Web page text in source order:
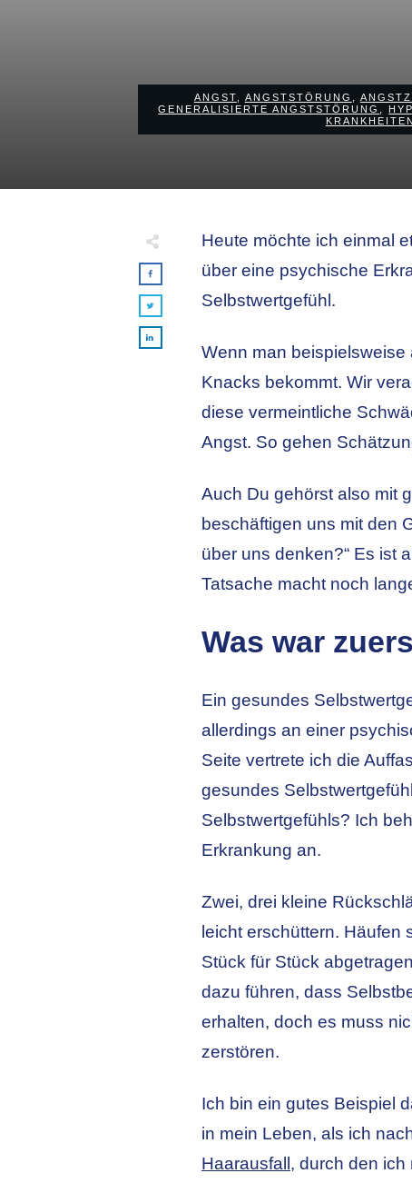
ANGST ANGSTSTÖRUNG
GENERALISIERTE ANGSTSTÖRUNG
KRANKHEITEN
Heute möchte ich einmal
über eine psychische
Selbstwertgefühl.
Wenn man
Knacks bekommt. Wir
diese vermeintliche
Angst. So gehen
Auch Du gehörst also mit
beschäftigen uns mit den
über uns denken?“ Es ist
Tatsache macht noch
Was war
Ein gesundes
allerdings an einer
Seite vertrete ich die
gesundes
Selbstwertgefühls? Ich
Erkrankung an.
Zwei, drei kleine
leicht erschüttern.
Stück für Stück
dazu führen, dass
erhalten, doch es muss
zerstören.
Ich bin ein gutes Beispiel
in mein Leben, als ich
Haarausfall , durch den ich